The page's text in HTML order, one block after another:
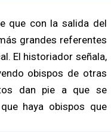
que con la salida del
grandes referentes
El historiador señala,
obispos de otras
dan pie a que se
haya obispos que